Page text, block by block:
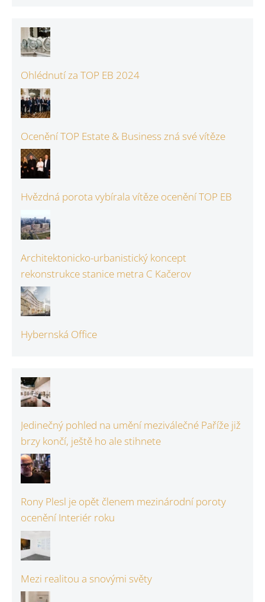
Ohlédnutí za TOP EB 2024
Ocenění TOP Estate & Business zná své vítěze
Hvězdná porota vybírala vítěze ocenění TOP EB
Architektonicko-urbanistický koncept
rekonstrukce stanice metra C Kačerov
Hybernská Office
Jedinečný pohled na umění meziválečné Paříže již
brzy končí, ještě ho ale stihnete
Rony Plesl je opět členem mezinárodní poroty
ocenění Interiér roku
Mezi realitou a snovými světy